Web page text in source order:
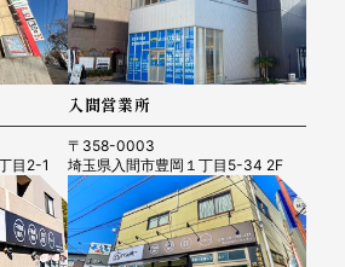
目2-1
入間営業所
〒358-0003
埼玉県入間市豊岡１丁目5-34 2F